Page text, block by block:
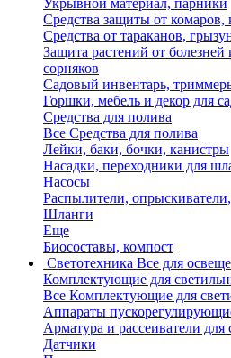
Укрывной материал, парники
Средства защиты от
Средства от тараканов,
Защита растений от болезней
сорняков
Садовый инвентарь,
Горшки, мебель и декор для
Средства для полива
Все Средства для полива
Лейки, баки, бочки, канистры
Насадки, переходники для
Насосы
Распылители,
Шланги
Еще
Биосоставы, компост
Светотехника Все для
Комплектующие для
Все Комплектующие для
Аппараты
Арматура и рассеиватели для
Датчики